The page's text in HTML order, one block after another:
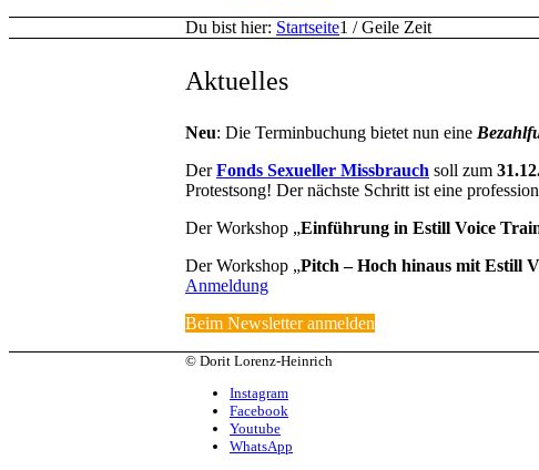
Du bist hier: Startseite1 / Geile Zeit
Aktuelles
Neu: Die Terminbuchung bietet nun eine
Der Fonds Sexueller Missbrauch soll zum
Protestsong! Der nächste Schritt ist eine
Der Workshop „Einführung in Estill Voice
Der Workshop „Pitch – Hoch hinaus mit Estill
Anmeldung
Beim Newsletter anmelden
© Dorit Lorenz-Heinrich
Instagram
Facebook
Youtube
WhatsApp